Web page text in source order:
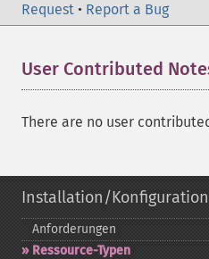
Request • Report a Bug
User Contributed
There are no user
Installation/Konfiguration
Anforderungen
Ressource-​Typen